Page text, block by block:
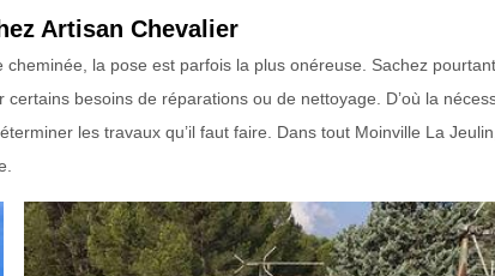
Artisan Chevalier
la pose est parfois la plus onéreuse. Sachez pourtant
besoins de réparations ou de nettoyage. D’où la
les travaux qu’il faut faire. Dans tout Moinville La